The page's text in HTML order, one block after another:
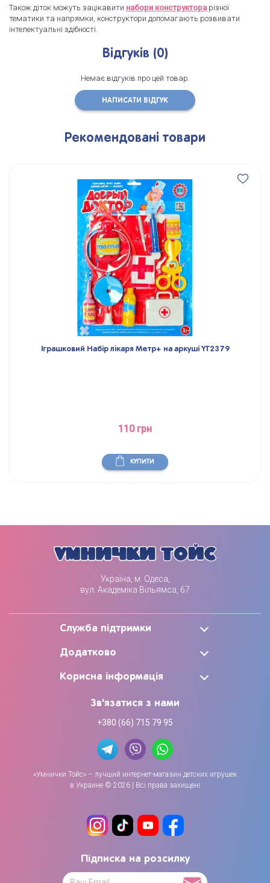
Також діток можуть зацікавити набори конструкторарізної
тематики та напрямки, конструктори допомагають розвивати
інтелектуальні здібності.
Відгуків (0)
Немає відгуків про цей товар.
НАПИСАТИ ВІДГУК
Рекомендовані товари
Іграшковий Набір лікаря Метр+ на аркуші YT2379
110 грн
КУПИТИ
Україна, м. Одеса,
вул. Академіка Вільямса, 67
Служба підтримки
Додатково
Корисна інформація
Зв'язатися з нами
+380 (66) 715 79 95
«Умнички Тойс» – лучший интернет-магазин детских игрушек
в Украине © 2026 | Всі права захищені
Підписка на розсилку